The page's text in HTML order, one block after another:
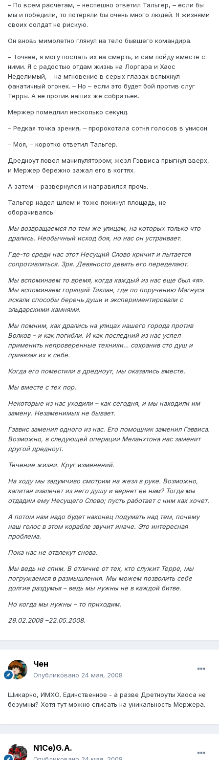
– По всем расчетам, – неспешно ответил Тальгер, – если бы
мы и победили, то потеряли бы очень много людей. Я жизнями
своих солдат не рискую.
Он вновь мимолетно глянул на тело бывшего командира.
– Точнее, я могу послать их на смерть, и сам пойду вместе с
ними. Я с радостью отдам жизнь на Лоргара и Хаос
Неделимый, – на мгновение в серых глазах вспыхнул
фанатичный огонек. – Но – если это будет бой против слуг
Терры. А не против наших же собратьев.
Мержер помедлил несколько секунд.
– Редкая точка зрения, – пророкотала сотня голосов в унисон.
– Моя, – коротко ответил Тальгер.
Дредноут повел манипулятором; жезл Гэввиса прыгнул вверх,
и Мержер бережно зажал его в когтях.
А затем – развернулся и направился прочь.
Тальгер надел шлем и тоже покинул площадь, не
оборачиваясь.
Мы возвращаемся по тем же улицам, на которых только что
дрались. Необычный исход боя, но нас он устраивает.
Где-то среди нас этот Несущий Слово кричит и пытается
сопротивляться. Зря. Девяносто девять его переделают.
Мы вспоминаем то время, когда каждый из нас еще был «я».
Мы вспоминаем горящий Тиклан, где по поручению Магнуса
искали способы беречь души и экспериментировали с
эльдарскими камнями.
Мы помним, как дрались на улицах нашего города против
Волков – и как погибли. И как последний из нас успел
применить непроверенные техники… сохранив сто душ и
привязав их к себе.
Когда его поместили в дредноут, мы оказались вместе.
Мы вместе с тех пор.
Некоторые из нас уходили – как сегодня, и мы находили им
замену. Незаменимых не бывает.
Гэввис заменил одного из нас. Его помощник заменил Гэввиса.
Возможно, в следующей операции Меланхтона нас заменит
другой дредноут.
Течение жизни. Круг изменений.
На ходу мы задумчиво смотрим на жезл в руке. Возможно,
капитан извлечет из него душу и вернет ее нам? Тогда мы
отдадим ему Несущего Слово; пусть работает с ним как хочет.
А потом нам надо будет наконец подумать над тем, почему
наш голос в этом корабле звучит иначе. Это интересная
проблема.
Пока нас не отвлекут снова.
Мы ведь не спим. В отличие от тех, кто служит Терре, мы
погружаемся в размышления. Мы можем позволить себе
долгие раздумья – ведь мы нужны не в каждой битве.
Но когда мы нужны – то приходим.
29.02.2008 –22.05.2008.
Чен
Опубликовано 24 мая, 2008
Шикарно, ИМХО. Единственное - а разве Дретноуты Хаоса не
безумны? Хотя тут можно списать на уникальность Мержера.
N1Ce)G.A.